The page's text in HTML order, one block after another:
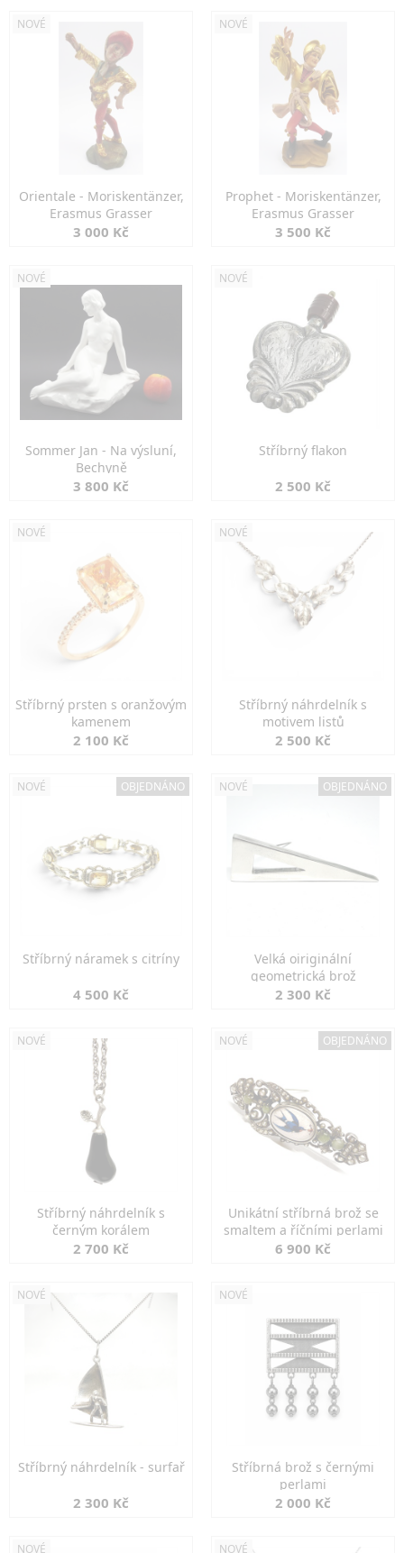
NOVÉ
Orientale - Moriskentänzer,
Erasmus Grasser
3 000 Kč
NOVÉ
Prophet - Moriskentänzer,
Erasmus Grasser
3 500 Kč
NOVÉ
Sommer Jan - Na výsluní,
Bechyně
3 800 Kč
NOVÉ
Stříbrný flakon
2 500 Kč
NOVÉ
Stříbrný prsten s oranžovým
kamenem
2 100 Kč
NOVÉ
Stříbrný náhrdelník s
motivem listů
2 500 Kč
NOVÉ OBJEDNÁNO
Stříbrný náramek s citríny
4 500 Kč
NOVÉ OBJEDNÁNO
Velká oiriginální
geometrická brož
2 300 Kč
NOVÉ
Stříbrný náhrdelník s
černým korálem
2 700 Kč
NOVÉ OBJEDNÁNO
Unikátní stříbrná brož se
smaltem a říčními perlami
6 900 Kč
NOVÉ
Stříbrný náhrdelník - surfař
2 300 Kč
NOVÉ
Stříbrná brož s černými
perlami
2 000 Kč
NOVÉ NOVÉ